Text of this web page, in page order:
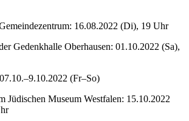
16.08.2022 (Di), 19 Uhr
Gedenkhalle Oberhausen: 01.10.2022 (Sa),
(Fr–So)
Jüdischen Museum Westfalen: 15.10.2022